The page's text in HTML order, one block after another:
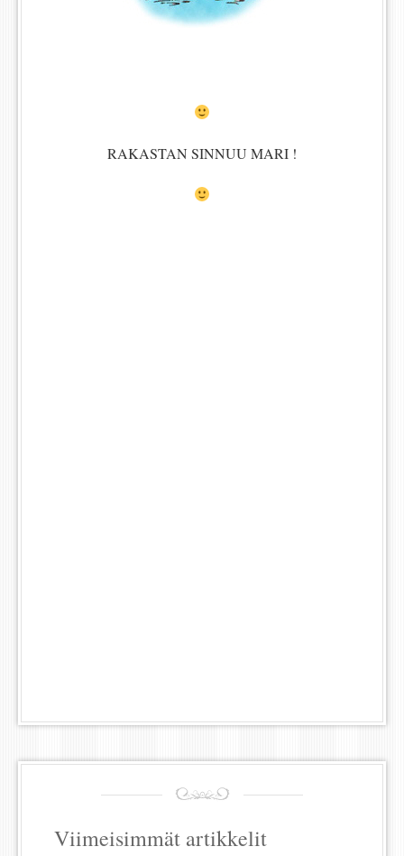
RAKASTAN SINNUU MARI !
Viimeisimmät artikkelit